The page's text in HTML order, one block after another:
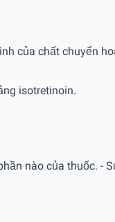
của chất chuyển
isotretinoin.
nào của thuốc. -